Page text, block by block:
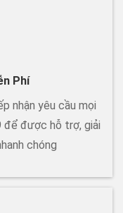
Phí
nhận yêu cầu mọi
để được hỗ trợ, giải
chóng